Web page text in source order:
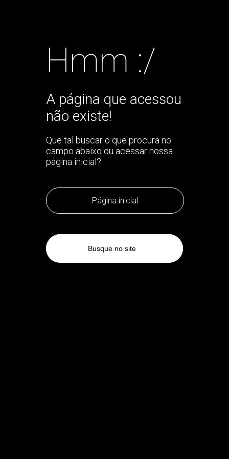
Hmm :/
A página que acessou
não existe!
Que tal buscar o que procura no
campo abaixo ou acessar nossa
página inicial?
Página inicial